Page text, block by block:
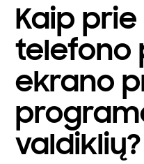
Kaip prie
telefono
ekrano
valdiklių?